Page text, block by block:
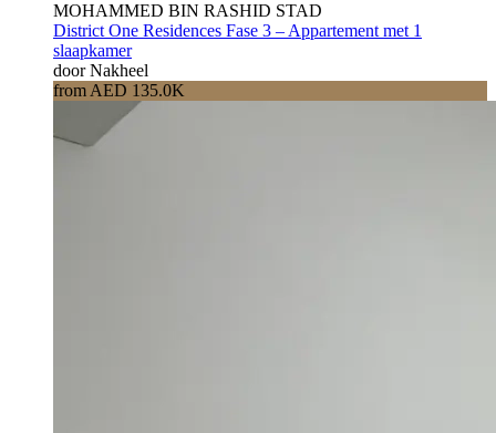
MOHAMMED BIN RASHID STAD
District One Residences Fase 3 – Appartement met 1
slaapkamer
door Nakheel
from AED 135.0K